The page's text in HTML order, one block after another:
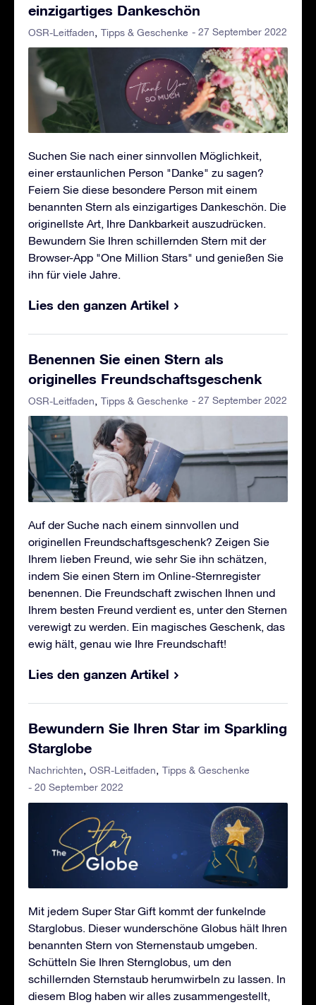
einzigartiges Dankeschön
OSR-Leitfaden Tipps & Geschenke - 27 September 2022
Suchen Sie nach einer sinnvollen Möglichkeit,
einer erstaunlichen Person "Danke" zu sagen?
Feiern Sie diese besondere Person mit einem
benannten Stern als einzigartiges Dankeschön. Die
originellste Art, Ihre Dankbarkeit auszudrücken.
Bewundern Sie Ihren schillernden Stern mit der
Browser-App "One Million Stars" und genießen Sie
ihn für viele Jahre.
Lies den ganzen Artikel
Benennen Sie einen Stern als
originelles Freundschaftsgeschenk
OSR-Leitfaden Tipps & Geschenke - 27 September 2022
Auf der Suche nach einem sinnvollen und
originellen Freundschaftsgeschenk? Zeigen Sie
Ihrem lieben Freund, wie sehr Sie ihn schätzen,
indem Sie einen Stern im Online-Sternregister
benennen. Die Freundschaft zwischen Ihnen und
Ihrem besten Freund verdient es, unter den Sternen
verewigt zu werden. Ein magisches Geschenk, das
ewig hält, genau wie Ihre Freundschaft!
Lies den ganzen Artikel
Bewundern Sie Ihren Star im Sparkling
Starglobe
Nachrichten OSR-Leitfaden
Tipps & Geschenke
- 20 September 2022
Mit jedem Super Star Gift kommt der funkelnde
Starglobus. Dieser wunderschöne Globus hält Ihren
benannten Stern von Sternenstaub umgeben.
Schütteln Sie Ihren Sternglobus, um den
schillernden Sternstaub herumwirbeln zu lassen. In
diesem Blog haben wir alles zusammengestellt,